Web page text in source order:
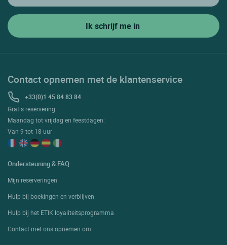
Contact opnemen met de klantenservice
+33(0)1 45 84 83 84
Gratis reservering
Maandag tot vrijdag en feestdagen:
Van 9 tot 18 uur
Ondersteuning & FAQ
Mijn reserveringen
Hulp bij boekingen en verblijven
Hulp bij het ETIK loyaliteitsprogramma
Contact met ons opnemen om